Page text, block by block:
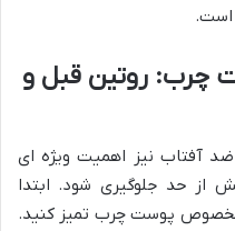
است.
چرب: روتین قبل و
آفتاب نیز اهمیت ویژه ای
از حد جلوگیری شود. ابتدا
مخصوص پوست چرب تمیز کنید.